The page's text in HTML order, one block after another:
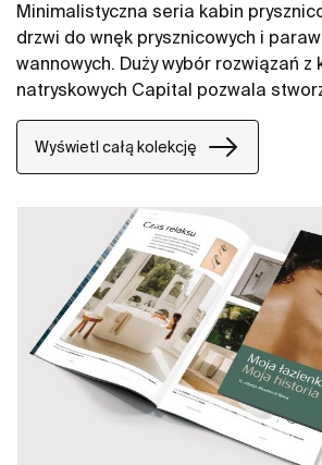
Minimalistyczna seria kabin
drzwi do wnęk prysznicowych i
wannowych. Duży wybór rozwiązań z
natryskowych Capital pozwala
przestrzeń kąpielową.
Wyświetl całą kolekcję